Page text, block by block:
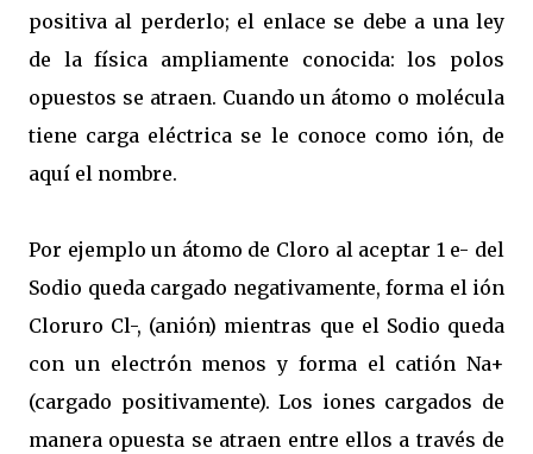
positiva al perderlo; el enlace se debe a una ley
de la física ampliamente conocida: los polos
opuestos se atraen. Cuando un átomo o molécula
tiene carga eléctrica se le conoce como ión, de
aquí el nombre.
Por ejemplo un átomo de Cloro al aceptar 1 e- del
Sodio queda cargado negativamente, forma el ión
Cloruro Cl-, (anión) mientras que el Sodio queda
con un electrón menos y forma el catión Na+
(cargado positivamente). Los iones cargados de
manera opuesta se atraen entre ellos a través de